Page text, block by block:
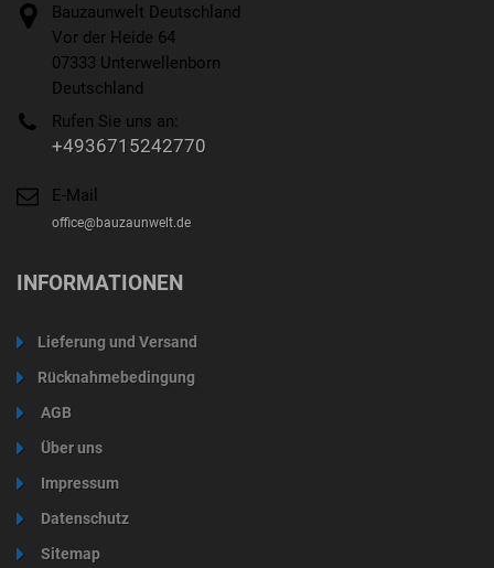
Bauzaunwelt Deutschland
Vor der Heide 64
07333 Unterwellenborn
Deutschland
Rufen Sie uns an:
+4936715242770
E-Mail
office@bauzaunwelt.de
INFORMATIONEN
Lieferung und Versand
Rücknahmebedingung
AGB
Über uns
Impressum
Datenschutz
Sitemap